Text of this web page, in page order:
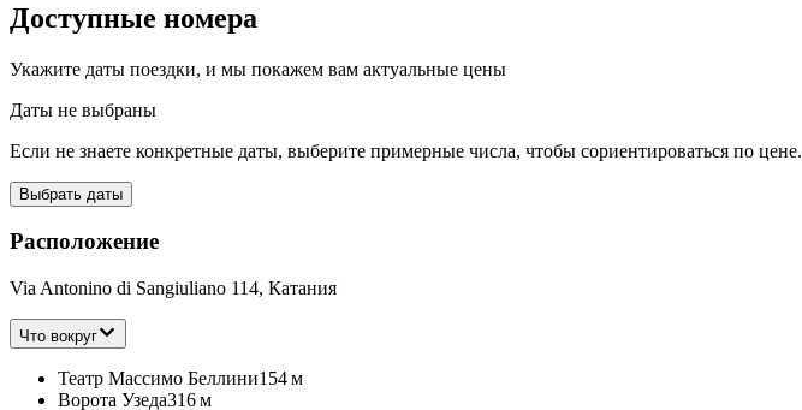
Доступные номера
Укажите даты поездки, и мы покажем вам актуальные цены
Даты не выбраны
Если не знаете конкретные даты, выберите примерные числа, чтобы сориентироваться по цене.
Выбрать даты
Расположение
Via Antonino di Sangiuliano 114, Катания
Что вокруг
Театр Массимо Беллини154 м
Ворота Узеда316 м